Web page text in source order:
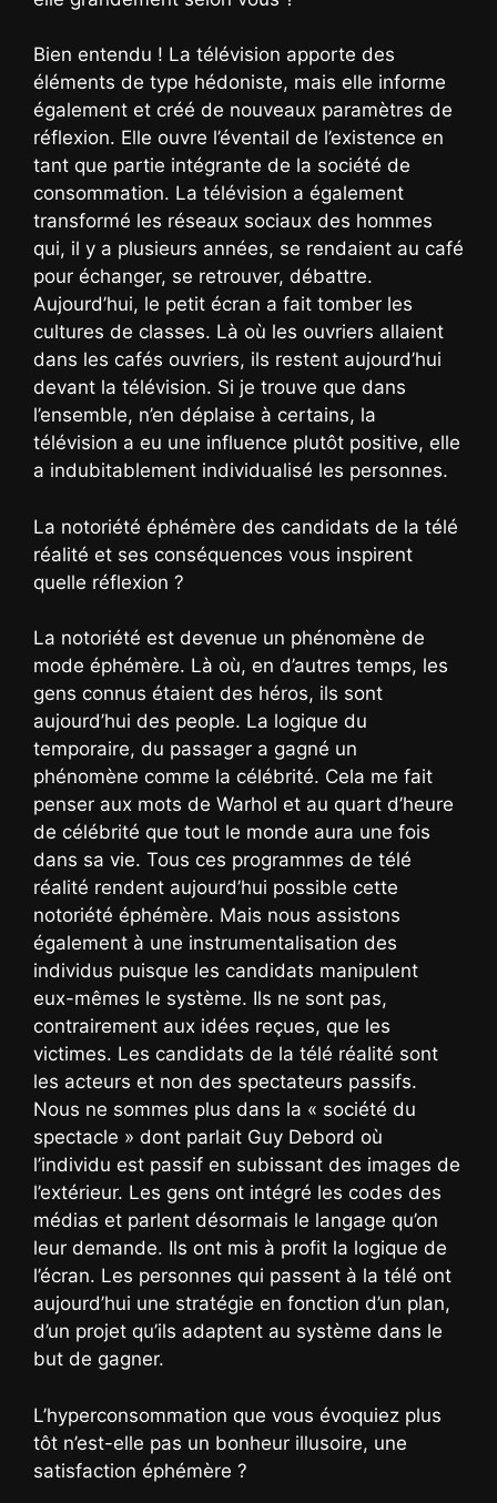
Bien entendu ! La télévision apporte des
éléments de type hédoniste, mais elle informe
également et créé de nouveaux paramètres de
réflexion. Elle ouvre l’éventail de l’existence en
tant que partie intégrante de la société de
consommation. La télévision a également
transformé les réseaux sociaux des hommes
qui, il y a plusieurs années, se rendaient au café
pour échanger, se retrouver, débattre.
Aujourd’hui, le petit écran a fait tomber les
cultures de classes. Là où les ouvriers allaient
dans les cafés ouvriers, ils restent aujourd’hui
devant la télévision. Si je trouve que dans
l’ensemble, n’en déplaise à certains, la
télévision a eu une influence plutôt positive, elle
a indubitablement individualisé les personnes.
La notoriété éphémère des candidats de la télé
réalité et ses conséquences vous inspirent
quelle réflexion ?
La notoriété est devenue un phénomène de
mode éphémère. Là où, en d’autres temps, les
gens connus étaient des héros, ils sont
aujourd’hui des people. La logique du
temporaire, du passager a gagné un
phénomène comme la célébrité. Cela me fait
penser aux mots de Warhol et au quart d’heure
de célébrité que tout le monde aura une fois
dans sa vie. Tous ces programmes de télé
réalité rendent aujourd’hui possible cette
notoriété éphémère. Mais nous assistons
également à une instrumentalisation des
individus puisque les candidats manipulent
eux-mêmes le système. Ils ne sont pas,
contrairement aux idées reçues, que les
victimes. Les candidats de la télé réalité sont
les acteurs et non des spectateurs passifs.
Nous ne sommes plus dans la « société du
spectacle » dont parlait Guy Debord où
l’individu est passif en subissant des images de
l’extérieur. Les gens ont intégré les codes des
médias et parlent désormais le langage qu’on
leur demande. Ils ont mis à profit la logique de
l’écran. Les personnes qui passent à la télé ont
aujourd’hui une stratégie en fonction d’un plan,
d’un projet qu’ils adaptent au système dans le
but de gagner.
L’hyperconsommation que vous évoquiez plus
tôt n’est-elle pas un bonheur illusoire, une
satisfaction éphémère ?